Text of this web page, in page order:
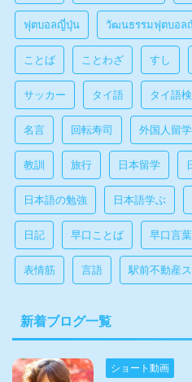
ฟุตบอลญี่ปุ่น วัฒนธรรมฟุตบอล
ことば ことわざ すし
サッカー タイ語 タイ語
名言 回転寿司 外国人留
教訓 旅行 日本留学
日本語の勉強 日本語学ぶ
日記 早口ことば 早口言葉
表情筋 言語 駅前不動産
新着ブログ一覧
ショート動画